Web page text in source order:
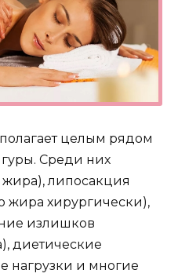
целым рядом
Среди них
липосакция
жира хирургически),
излишков
диетические
нагрузки и многие